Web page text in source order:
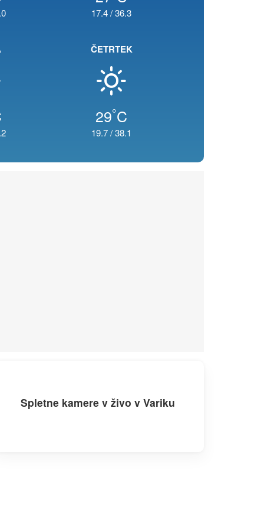
17.4/36.3
ČETRTEK
29°C
19.7/38.1
Spletne kamere v živo v Variku